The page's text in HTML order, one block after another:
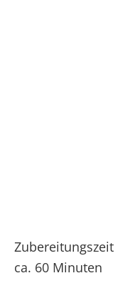
Zubereitungszeit
ca. 60 Minuten